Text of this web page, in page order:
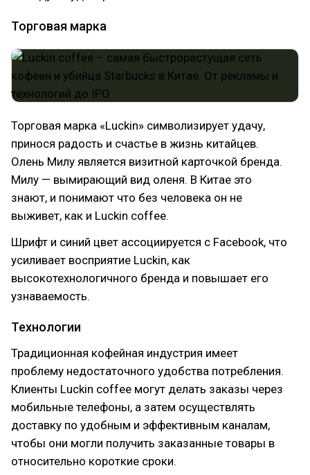
Торговая марка
Торговая марка «Luckin» символизирует удачу,
принося радость и счастье в жизнь китайцев.
Олень Милу является визитной карточкой бренда.
Милу — вымирающий вид оленя. В Китае это
знают, и понимают что без человека он не
выживет, как и Luckin coffee.
Шрифт и синий цвет ассоциируется с Facebook, что
усиливает восприятие Luckin, как
высокотехнологичного бренда и повышает его
узнаваемость.
Технологии
Традиционная кофейная индустрия имеет
проблему недостаточного удобства потребления.
Клиенты Luckin coffee могут делать заказы через
мобильные телефоны, а затем осуществлять
доставку по удобным и эффективным каналам,
чтобы они могли получить заказанные товары в
относительно короткие сроки.